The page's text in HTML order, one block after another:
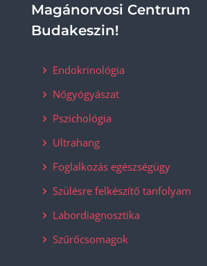
Magánorvosi Centrum
Budakeszin!
Endokrinológia
Nőgyógyászat
Pszichológia
Ultrahang
Foglalkozás egészségügy
Szülésre felkészítő tanfolyam
Labordiagnosztika
Szűrőcsomagok